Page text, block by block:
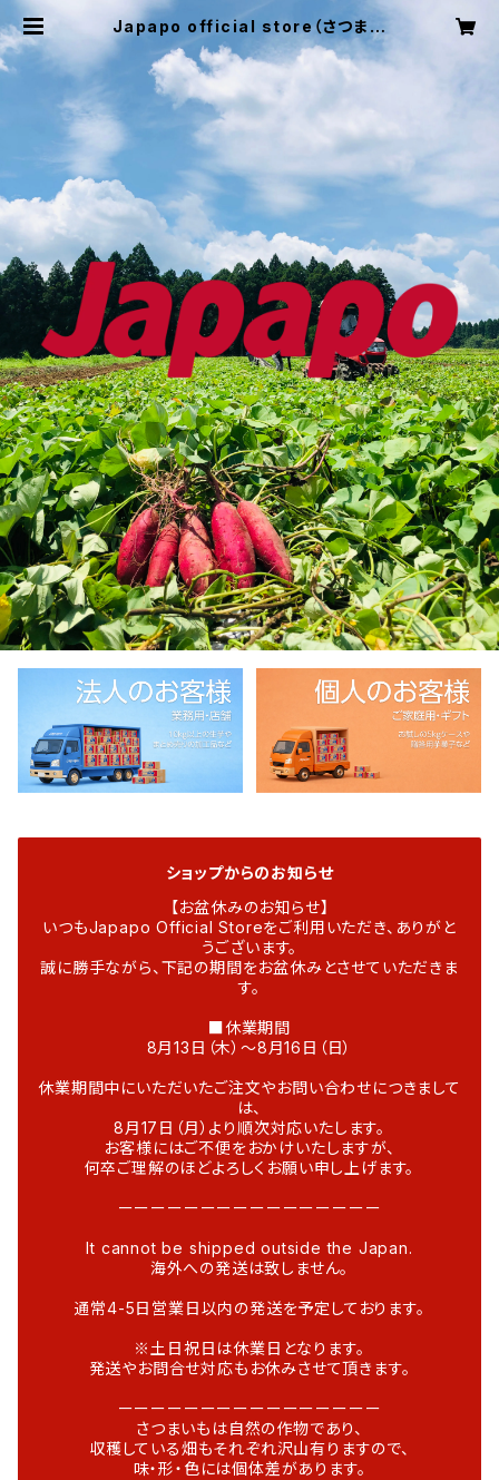
Japapo official store（さつまい
も 卸・通販）
ショップからのお知らせ
【お盆休みのお知らせ】
いつもJapapo Official Storeをご利用いただき、ありがと
うございます。
誠に勝手ながら、下記の期間をお盆休みとさせていただきま
す。
■休業期間
8月13日（木）～8月16日（日）
休業期間中にいただいたご注文やお問い合わせにつきまして
は、
8月17日（月）より順次対応いたします。
お客様にはご不便をおかけいたしますが、
何卒ご理解のほどよろしくお願い申し上げます。
ーーーーーーーーーーーーーーーー
It cannot be shipped outside the Japan.
海外への発送は致しません。
通常4-5日営業日以内の発送を予定しております。
※土日祝日は休業日となります。
発送やお問合せ対応もお休みさせて頂きます。
ーーーーーーーーーーーーーーーー
さつまいもは自然の作物であり、
収穫している畑もそれぞれ沢山有りますので、
味・形・色には個体差があります。